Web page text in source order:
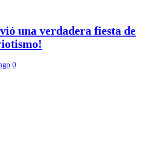
una verdadera fiesta de
0